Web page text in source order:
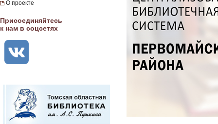
О проекте
Присоединяйтесь
к нам в соцсетях